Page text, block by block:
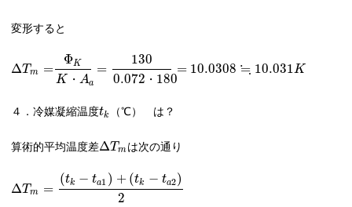
変形すると
ΔTm =
ΦK
K ・ Aa
=
130
0.072 ・ 180
= 10.0308 ≒ 10.031K
４．冷媒凝縮温度tk （℃） は？
算術的平均温度差ΔTmは次の通り
ΔTm =
(tk − ta1 ) + (tk − ta2)
2